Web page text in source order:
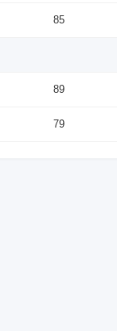
85
89
79